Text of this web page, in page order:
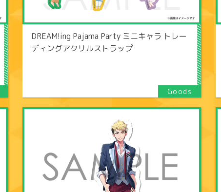
DREAM!ing Pajama Party ミニキャラ トレー
ディングアクリルストラップ